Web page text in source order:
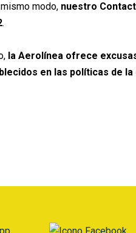
modo, nuestro
.
la Aerolínea ofrece
en las políticas de la